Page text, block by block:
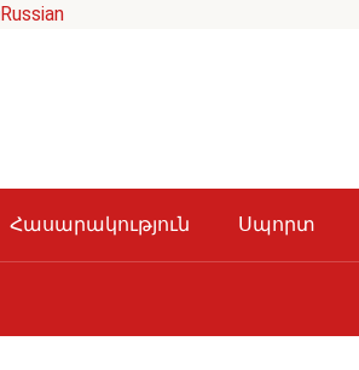
Russian
Հասարակություն Սպորտ